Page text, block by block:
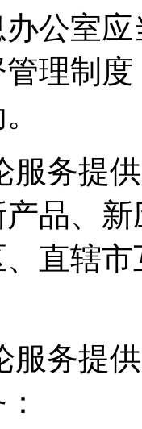
公室
理制
服务提
品、
直辖
服务提